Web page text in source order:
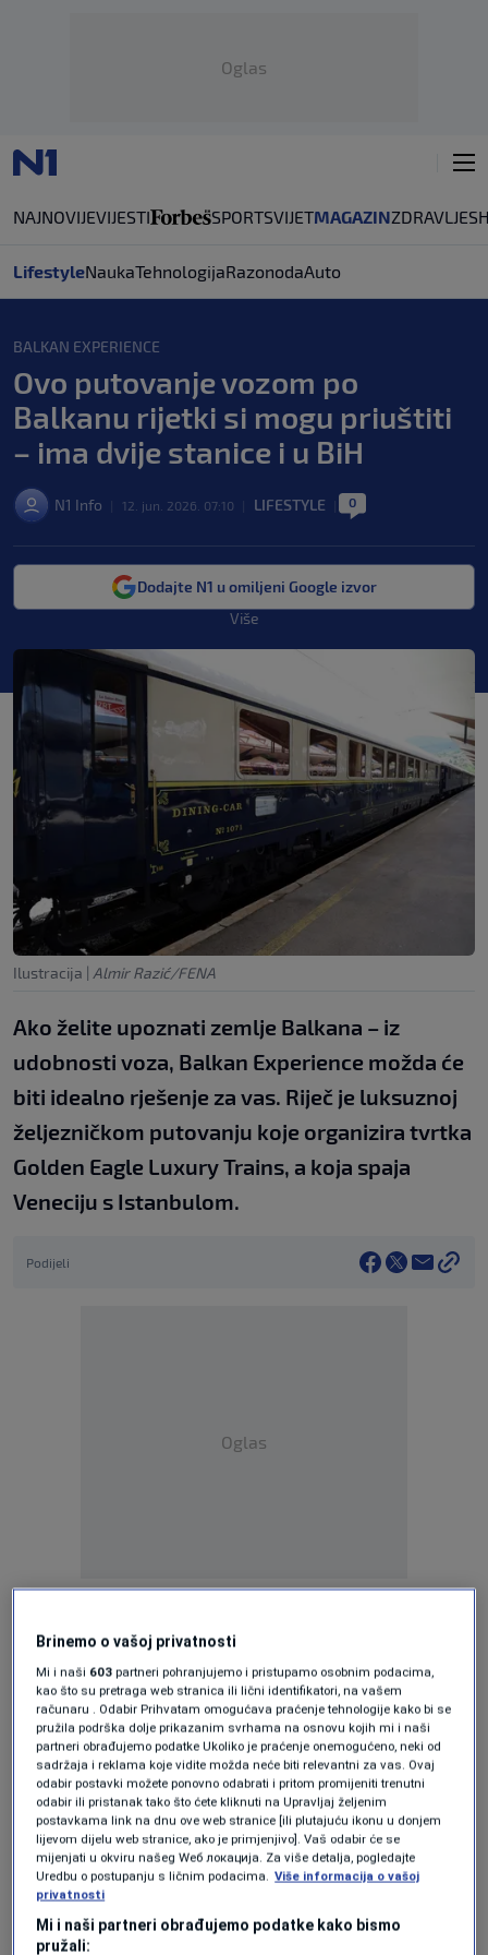
Oglas
NAJNOVIJEVIJESTI SPORTSVIJETMAGAZINZDRAVLJE
LifestyleNaukaTehnologijaRazonodaAuto
BALKAN EXPERIENCE
Ovo putovanje vozom po
Balkanu rijetki si mogu priuštiti
– ima dvije stanice i u BiH
N1 Info 12. jun. 2026. 07:10 LIFESTYLE 0
Dodajte N1 u omiljeni Google izvor
Više
Ilustracija | Almir Razić/FENA
Ako želite upoznati zemlje Balkana – iz
udobnosti voza, Balkan Experience možda će
biti idealno rješenje za vas. Riječ je luksuznoj
željezničkom putovanju koje organizira tvrtka
Golden Eagle Luxury Trains, a koja spaja
Veneciju s Istanbulom.
Podijeli
Oglas
Tijekom putovanja putnici prolaze od Italije,
preko Slovenije, Hrvatske i Bosne i
Hercegovine, do Srbije i Bugarske te na koncu
dolaze u Tursku. Točnije, Balkan Experience ide
od Venecije do Trsta, Postojne, Pule, Rijeke,
Sarajeva, Mostara, Beograda, Sofije, Plovdiva
i Istanbula.
Voz bi trebao evocirati zlatno doba
legendarnog
Europom, pa ne čudi što interijer voza podsjeća
Brinemo o vašoj privatnosti
Mi i naši 603 partneri pohranjujemo i pristupamo osobnim podacima,
kao što su pretraga web stranica ili lični identifikatori, na vašem
računaru . Odabir Prihvatam omogućava praćenje tehnologije kako bi se
pružila podrška dolje prikazanim svrhama na osnovu kojih mi i naši
partneri obrađujemo podatke Ukoliko je praćenje onemogućeno, neki od
sadržaja i reklama koje vidite možda neće biti relevantni za vas. Ovaj
odabir postavki možete ponovno odabrati i pritom promijeniti trenutni
odabir ili pristanak tako što ćete kliknuti na Upravljaj željenim
postavkama link na dnu ove web stranice [ili plutajuću ikonu u donjem
lijevom dijelu web stranice, ako je primjenjivo]. Vaš odabir će se
mijenjati u okviru našeg Wеб локација. Za više detalja, pogledajte
Uredbu o postupanju s ličnim podacima. Više informacija o vašoj
privatnosti
Mi i naši partneri obrađujemo podatke kako bismo
pružali: